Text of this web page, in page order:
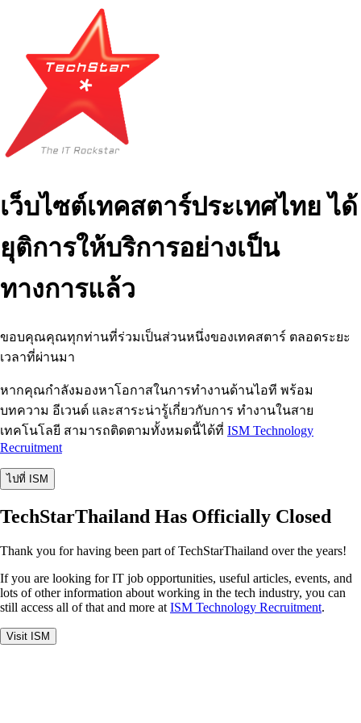
เว็บไซต์เทคสตาร์ประเทศไทย ได้
ยุติการให้บริการอย่างเป็น
ทางการแล้ว
ขอบคุณคุณทุกท่านที่ร่วมเป็นส่วนหนึ่งของเทคสตาร์ ตลอดระยะ
เวลาที่ผ่านมา
หากคุณกำลังมองหาโอกาสในการทำงานด้านไอที พร้อม
บทความ อีเวนต์ และสาระน่ารู้เกี่ยวกับการ ทำงานในสาย
เทคโนโลยี สามารถติดตามทั้งหมดนี้ได้ที่ ISM Technology
Recruitment
ไปที่ ISM
TechStarThailand Has Officially Closed
Thank you for having been part of TechStarThailand over the years!
If you are looking for IT job opportunities, useful articles, events, and
lots of other information about working in the tech industry, you can
still access all of that and more at ISM Technology Recruitment.
Visit ISM